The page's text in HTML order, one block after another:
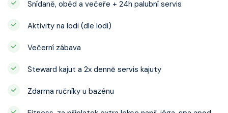
Snídaně, oběd a večeře + 24h palubní servis
Aktivity na lodi (dle lodi)
Večerní zábava
Steward kajut a 2x denně servis kajuty
Zdarma ručníky u bazénu